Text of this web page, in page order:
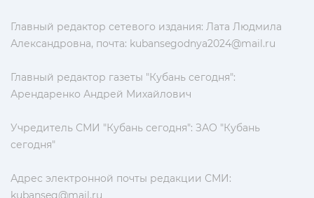
Главный редактор сетевого издания: Лата Людмила
Александровна, почта: kubansegodnya2024@mail.ru
Главный редактор газеты "Кубань сегодня":
Арендаренко Андрей Михайлович
Учредитель СМИ "Кубань сегодня": ЗАО "Кубань
сегодня"
Адрес электронной почты редакции СМИ:
kubanseg@mail.ru